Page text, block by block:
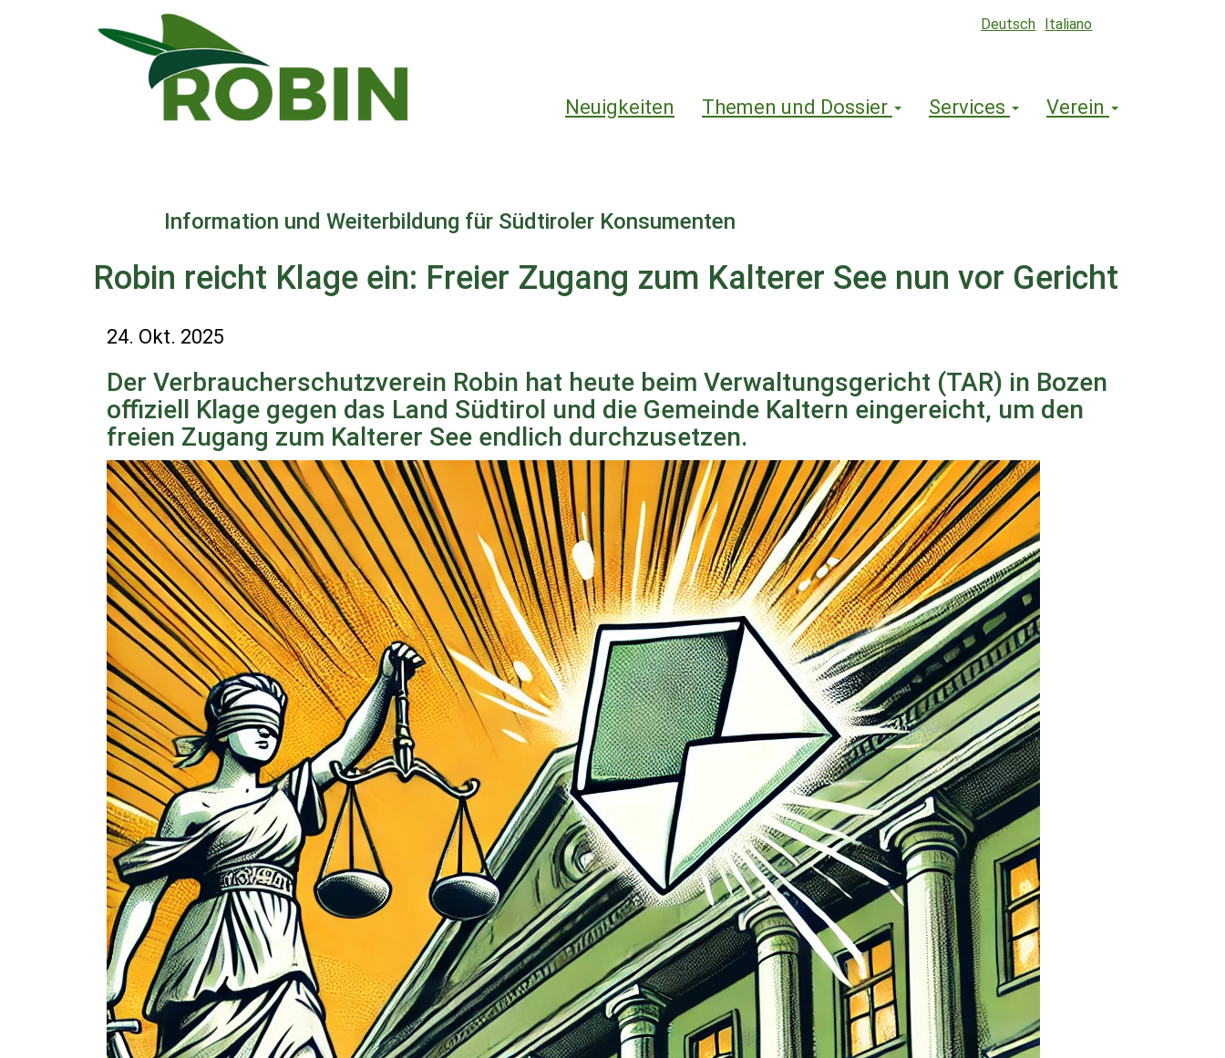
Deutsch Italiano
Hauptnavigation
Neuigkeiten Themen und Dossier Services Verein
Information und Weiterbildung für Südtiroler Konsumenten
Robin reicht Klage ein: Freier Zugang zum Kalterer See nun vor Gericht
24. Okt. 2025
Der Verbraucherschutzverein Robin hat heute beim Verwaltungsgericht (TAR) in Bozen
offiziell Klage gegen das Land Südtirol und die Gemeinde Kaltern eingereicht, um den
freien Zugang zum Kalterer See endlich durchzusetzen.